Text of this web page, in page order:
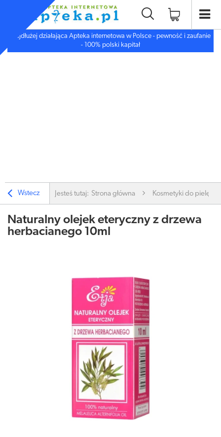
Najdłużej działająca Apteka internetowa w Polsce - pewność i zaufanie
- 100% polski kapitał
Wstecz Jesteś tutaj: Strona główna Kosmetyki do
Naturalny olejek eteryczny z drzewa
herbacianego 10ml